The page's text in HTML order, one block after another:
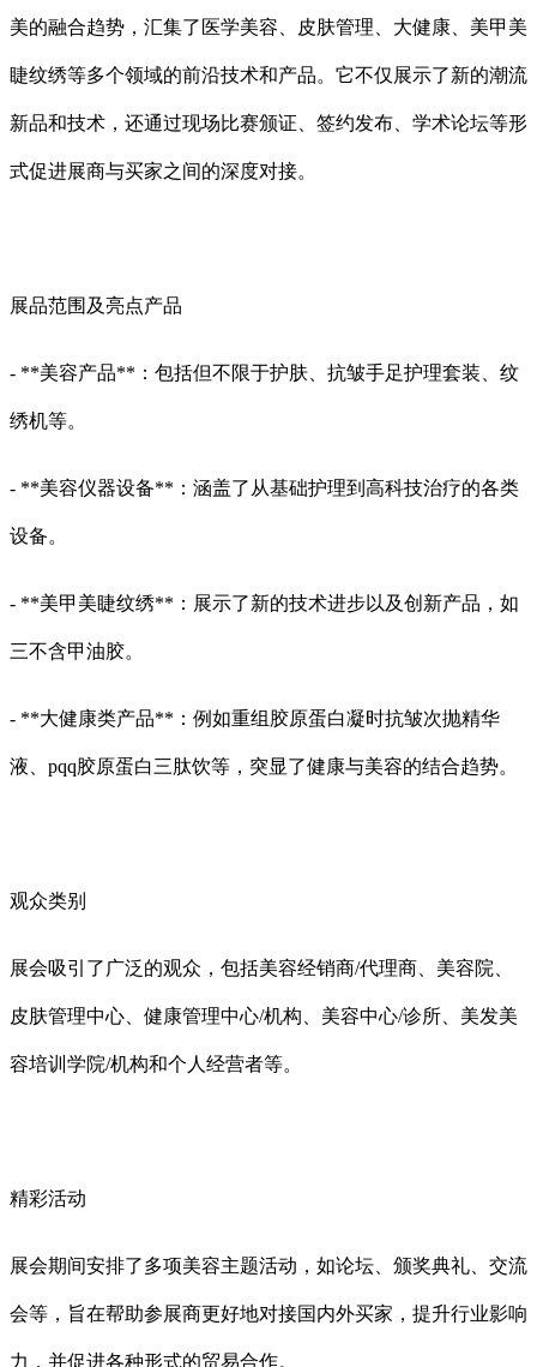
美的融合趋势，汇集了医学美容、皮肤管理、大健康、美甲美
睫纹绣等多个领域的前沿技术和产品。它不仅展示了新的潮流
新品和技术，还通过现场比赛颁证、签约发布、学术论坛等形
式促进展商与买家之间的深度对接。
展品范围及亮点产品
- **美容产品**：包括但不限于护肤、抗皱手足护理套装、纹
绣机等。
- **美容仪器设备**：涵盖了从基础护理到高科技治疗的各类
设备。
- **美甲美睫纹绣**：展示了新的技术进步以及创新产品，如
三不含甲油胶。
- **大健康类产品**：例如重组胶原蛋白凝时抗皱次抛精华
液、pqq胶原蛋白三肽饮等，突显了健康与美容的结合趋势。
观众类别
展会吸引了广泛的观众，包括美容经销商/代理商、美容院、
皮肤管理中心、健康管理中心/机构、美容中心/诊所、美发美
容培训学院/机构和个人经营者等。
精彩活动
展会期间安排了多项美容主题活动，如论坛、颁奖典礼、交流
会等，旨在帮助参展商更好地对接国内外买家，提升行业影响
力，并促进各种形式的贸易合作。